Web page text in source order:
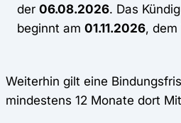
der 06.08.2026. Das
beginnt am 01.11.2026,
Weiterhin gilt eine
mindestens 12 Monate dort